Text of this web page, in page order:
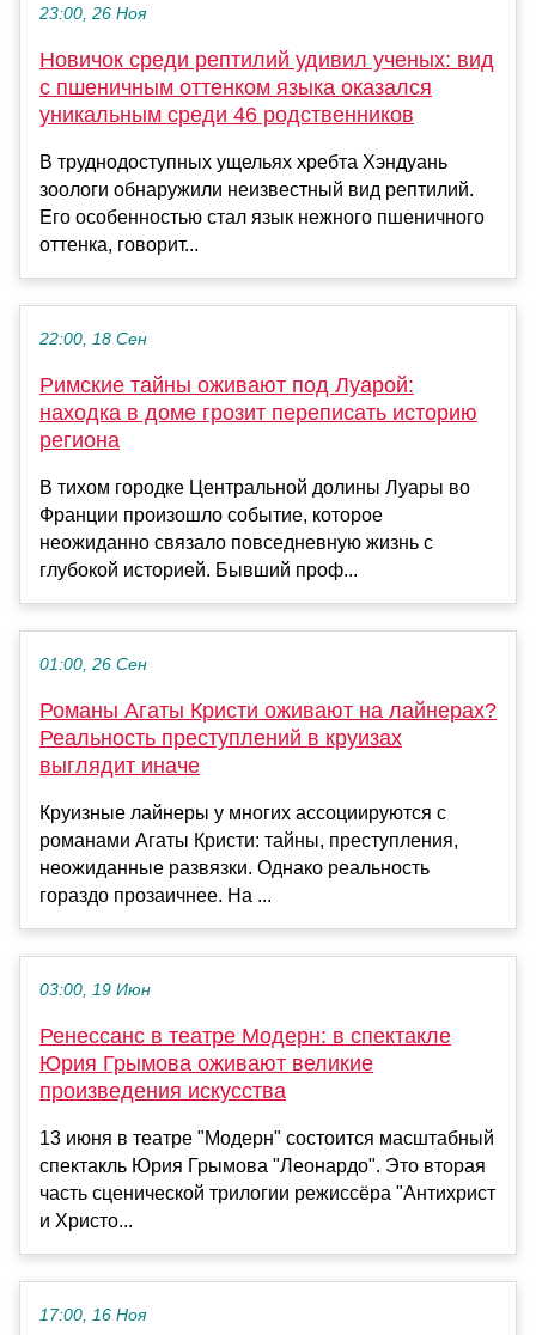
23:00, 26 Ноя
Новичок среди рептилий удивил ученых: вид
с пшеничным оттенком языка оказался
уникальным среди 46 родственников
В труднодоступных ущельях хребта Хэндуань
зоологи обнаружили неизвестный вид рептилий.
Его особенностью стал язык нежного пшеничного
оттенка, говорит...
22:00, 18 Сен
Римские тайны оживают под Луарой:
находка в доме грозит переписать историю
региона
В тихом городке Центральной долины Луары во
Франции произошло событие, которое
неожиданно связало повседневную жизнь с
глубокой историей. Бывший проф...
01:00, 26 Сен
Романы Агаты Кристи оживают на лайнерах?
Реальность преступлений в круизах
выглядит иначе
Круизные лайнеры у многих ассоциируются с
романами Агаты Кристи: тайны, преступления,
неожиданные развязки. Однако реальность
гораздо прозаичнее. На ...
03:00, 19 Июн
Ренессанс в театре Модерн: в спектакле
Юрия Грымова оживают великие
произведения искусства
13 июня в театре "Модерн" состоится масштабный
спектакль Юрия Грымова "Леонардо". Это вторая
часть сценической трилогии режиссёра "Антихрист
и Христо...
17:00, 16 Ноя